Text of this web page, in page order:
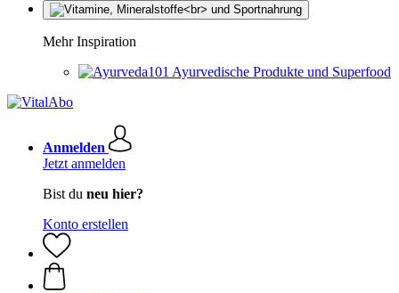
Mehr Inspiration
Ayurvedische Produkte und Superfood
Anmelden
Jetzt anmelden
Bist du neu hier?
Konto erstellen